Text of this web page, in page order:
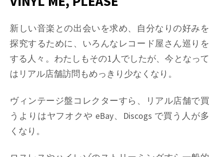
新しい音楽との出会いを求め、自分なりの好みを
探究するために、いろんなレコード屋さん巡りを
する人々。わたしもその1人でしたが、今となって
はリアル店舗訪問もめっきり少なくなり。
ヴィンテージ盤コレクターすら、リアル店舗で買
うよりはヤフオクや eBay、Discogs で買う人が多
くなり。